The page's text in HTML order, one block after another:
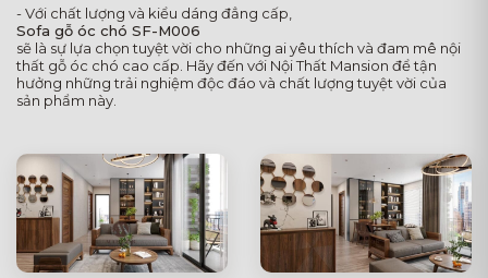
- Với chất lượng và kiểu dáng đẳng cấp,
Sofa gỗ óc chó SF-M006
sẽ là sự lựa chọn tuyệt vời cho những ai yêu thích và đam mê nội
thất gỗ óc chó cao cấp. Hãy đến với Nội Thất Mansion để tận
hưởng những trải nghiệm độc đáo và chất lượng tuyệt vời của
sản phẩm này.